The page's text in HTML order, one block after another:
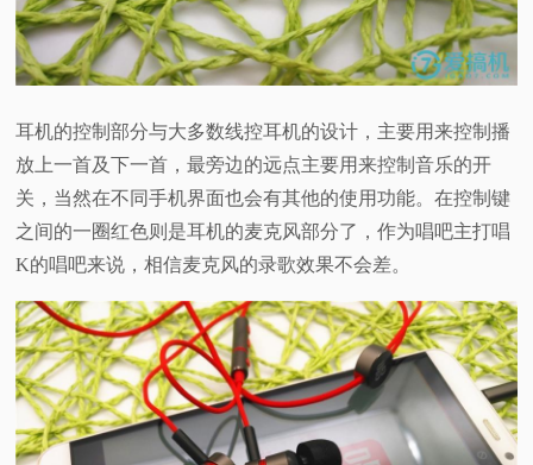
耳机的控制部分与大多数线控耳机的设计，主要用来控制播
放上一首及下一首，最旁边的远点主要用来控制音乐的开
关，当然在不同手机界面也会有其他的使用功能。在控制键
之间的一圈红色则是耳机的麦克风部分了，作为唱吧主打唱
K的唱吧来说，相信麦克风的录歌效果不会差。